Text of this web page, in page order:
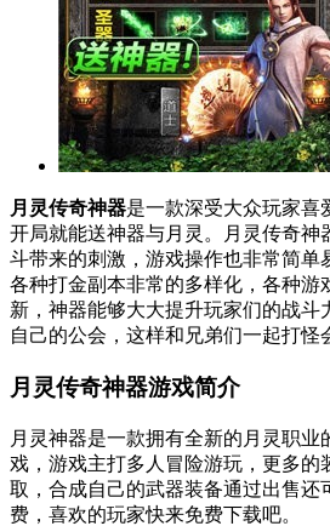
月灵传奇神器是一款深受大众玩家喜
开局就能送神器与月灵。月灵传奇神
斗带来的刺激，游戏操作也非常简单
各种打金副本非常的多样化，各种游
新，神器能够大大提升玩家们的战斗
自己的公会，这样和兄弟们一起打怪
月灵传奇神器游戏简介
月灵神器是一款拥有全新的月灵职业
戏，游戏主打多人冒险游玩，更多的
取，合成自己的武器装备通过出售还
费，喜欢的玩家快来免费下载吧。